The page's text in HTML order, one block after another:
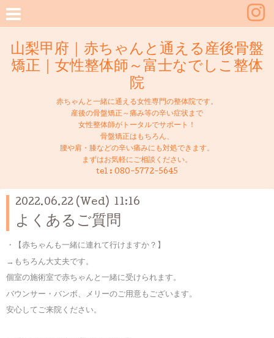
山梨甲府｜赤ちゃんと通える産後骨盤
矯正｜女性整体師～富士なでしこ整体
院
赤ちゃんと一緒に通える女性専門の整体院です。
産後の骨盤矯正～痛み等の辛い症状まで
女性整体師がトータルでサポート！
骨盤矯正はもちろん、
腰や肩・膝などの辛い痛みにも対処できます。
まずはお気軽にご相談ください。
tel : 080-5772-5645
2022.06.22 (Wed) 11:16
よくあるご質問
・【赤ちゃんも一緒に連れて行けますか？】
→もちろん大丈夫です。
個室の施術室で赤ちゃんと一緒に受けられます。
バウンサー・バンボ、メリーのご用意もございます。
安心してご来院ください。